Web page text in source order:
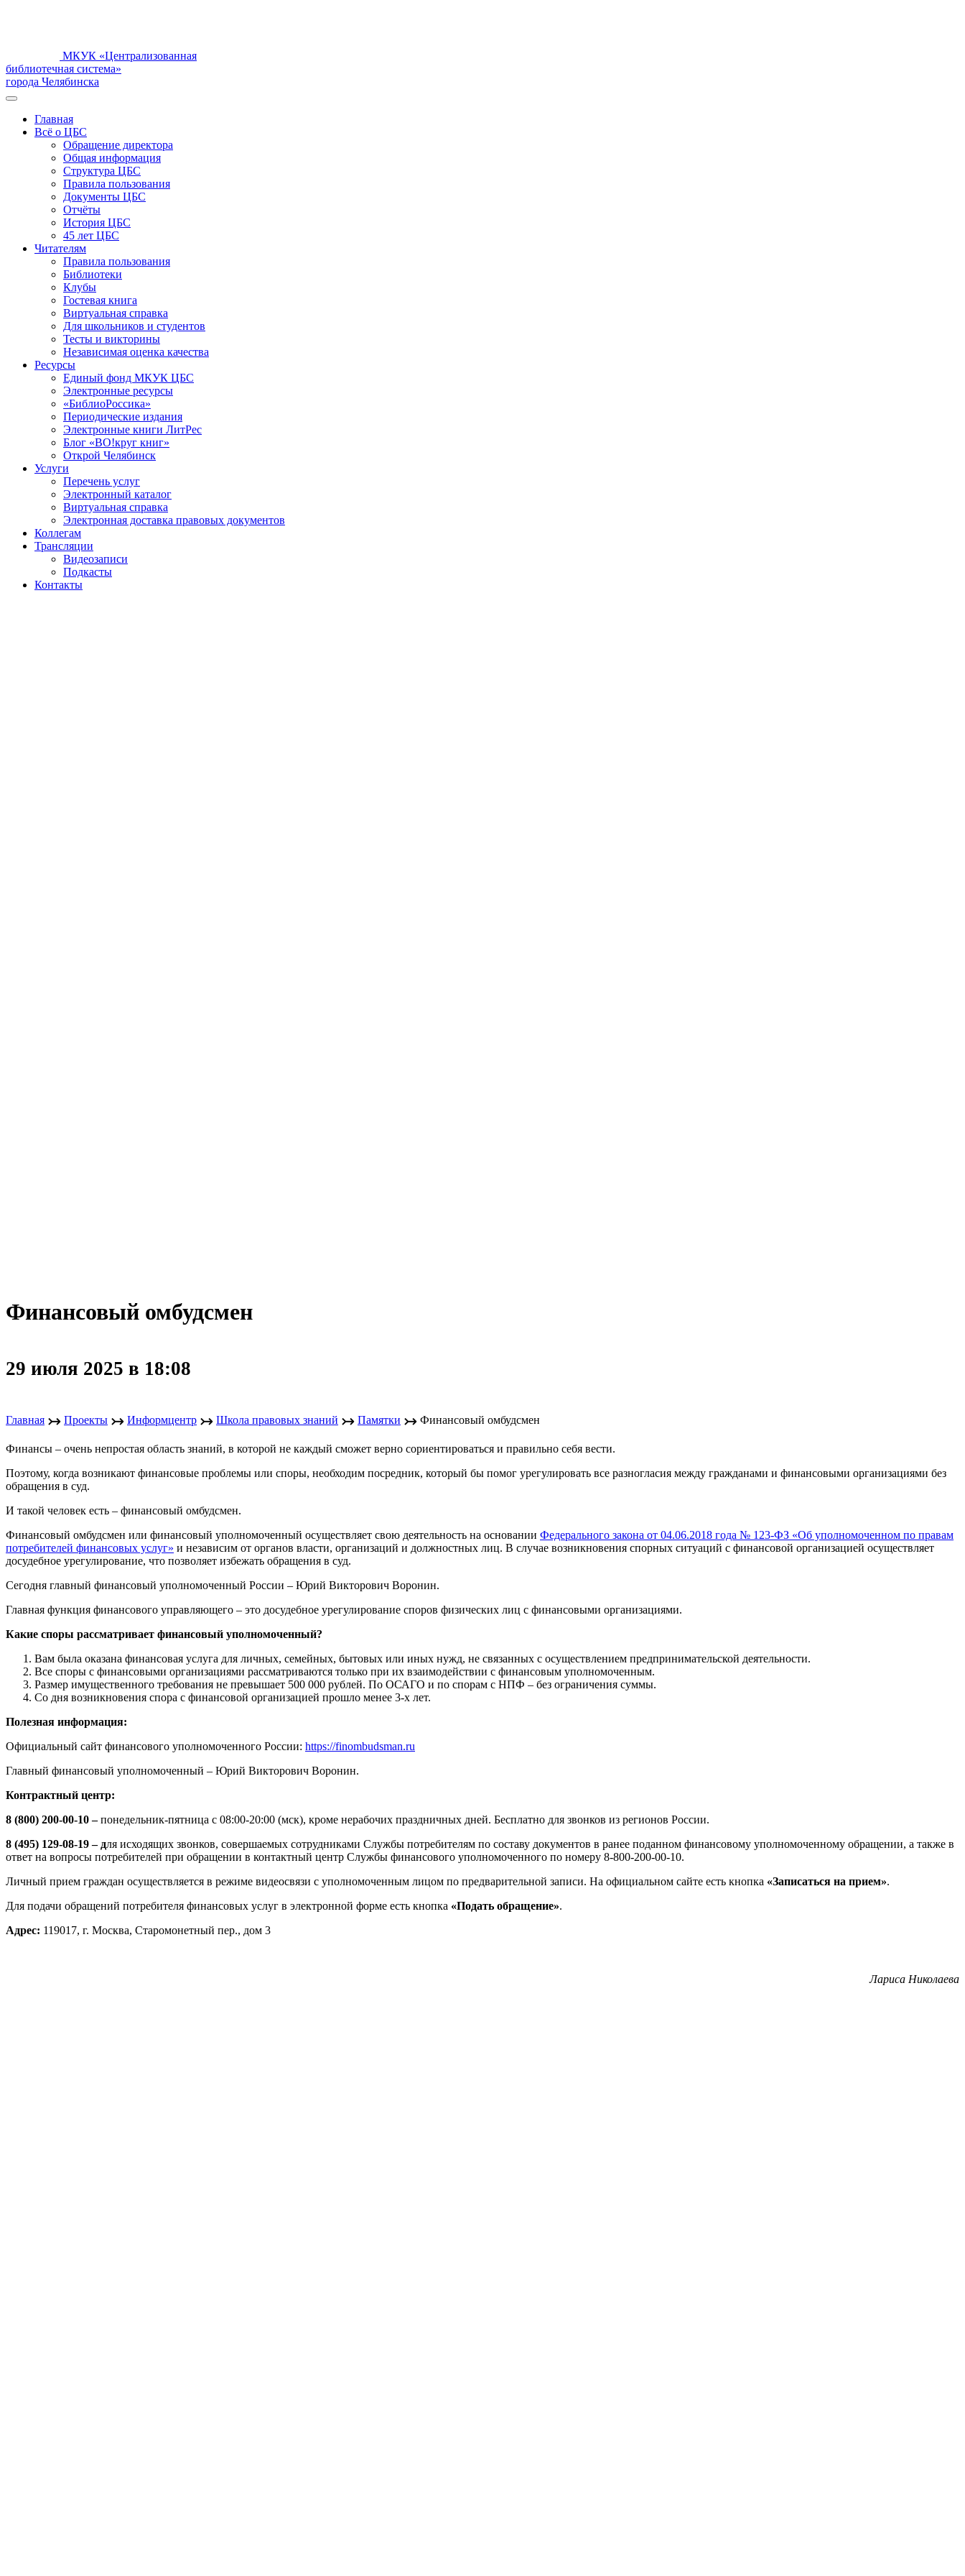
МКУК «Централизованная
библиотечная система»
города Челябинска
Главная
Всё о ЦБС
Обращение директора
Общая информация
Структура ЦБС
Правила пользования
Документы ЦБС
Отчёты
История ЦБС
45 лет ЦБС
Читателям
Правила пользования
Библиотеки
Клубы
Гостевая книга
Виртуальная справка
Для школьников и студентов
Тесты и викторины
Независимая оценка качества
Ресурсы
Единый фонд МКУК ЦБС
Электронные ресурсы
«БиблиоРоссика»
Периодические издания
Электронные книги ЛитРес
Блог «ВО!круг книг»
Открой Челябинск
Услуги
Перечень услуг
Электронный каталог
Виртуальная справка
Электронная доставка правовых документов
Коллегам
Трансляции
Видеозаписи
Подкасты
Контакты
Финансовый омбудсмен
29 июля 2025 в 18:08
Главная ↣ Проекты ↣ Информцентр ↣ Школа правовых знаний ↣ Памятки ↣ Финансовый омбудсмен
Финансы – очень непростая область знаний, в которой не каждый сможет верно сориентироваться и правильно себя вести.
Поэтому, когда возникают финансовые проблемы или споры, необходим посредник, который бы помог урегулировать все разногласия между гражданами и финансовыми организациями без
обращения в суд.
И такой человек есть – финансовый омбудсмен.
Финансовый омбудсмен или финансовый уполномоченный осуществляет свою деятельность на основании Федерального закона от 04.06.2018 года № 123-ФЗ «Об уполномоченном по правам
потребителей финансовых услуг» и независим от органов власти, организаций и должностных лиц. В случае возникновения спорных ситуаций с финансовой организацией осуществляет
досудебное урегулирование, что позволяет избежать обращения в суд.
Сегодня главный финансовый уполномоченный России – Юрий Викторович Воронин.
Главная функция финансового управляющего – это досудебное урегулирование споров физических лиц с финансовыми организациями.
Какие споры рассматривает финансовый уполномоченный?
Вам была оказана финансовая услуга для личных, семейных, бытовых или иных нужд, не связанных с осуществлением предпринимательской деятельности.
Все споры с финансовыми организациями рассматриваются только при их взаимодействии с финансовым уполномоченным.
Размер имущественного требования не превышает 500 000 рублей. По ОСАГО и по спорам с НПФ – без ограничения суммы.
Со дня возникновения спора с финансовой организацией прошло менее 3-х лет.
Полезная информация:
Официальный сайт финансового уполномоченного России: https://finombudsman.ru
Главный финансовый уполномоченный – Юрий Викторович Воронин.
Контрактный центр:
8 (800) 200-00-10 –понедельник-пятница с 08:00-20:00 (мск), кроме нерабочих праздничных дней. Бесплатно для звонков из регионов России.
8 (495) 129-08-19 – для исходящих звонков, совершаемых сотрудниками Службы потребителям по составу документов в ранее поданном финансовому уполномоченному обращении, а также в
ответ на вопросы потребителей при обращении в контактный центр Службы финансового уполномоченного по номеру 8-800-200-00-10.
Личный прием граждан осуществляется в режиме видеосвязи с уполномоченным лицом по предварительной записи. На официальном сайте есть кнопка «Записаться на прием».
Для подачи обращений потребителя финансовых услуг в электронной форме есть кнопка «Подать обращение».
Адрес: 119017, г. Москва, Старомонетный пер., дом 3
Лариса Николаева